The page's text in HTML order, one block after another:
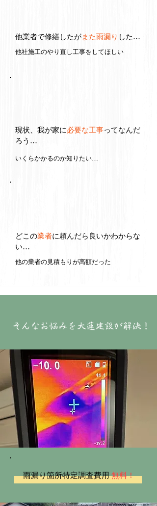
雨漏り箇所特定調査費用無料！
他業者で修繕したがまた雨漏り した…
他社施工のやり直し工事をしてほしい
現状、我が家に必要な工事ってなんだ
ろう…
いくらかかるのか知りたい…
どこの業者に頼んだら良いかわからな
い…
他の業者の見積もりが高額だった